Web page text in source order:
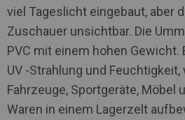
viel Tageslicht eingebaut, aber
Zuschauer unsichtbar. Die
PVC mit einem hohen
UV -Strahlung und
Fahrzeuge, Sportgeräte, Möbel
Waren in einem Lagerzelt